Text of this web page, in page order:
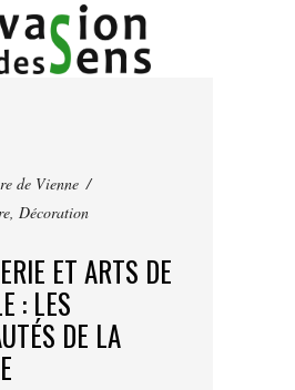
de Vienne
, Décoration
ET ARTS DE
: LES
DE LA